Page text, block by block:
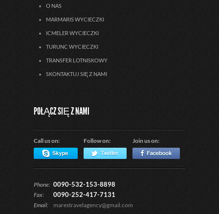
O NAS
MARMARIS WYCIECZKI
ICMELER WYCIECZKI
TURUNC WYCIECZKI
TRANSFER LOTNISKOWY
SKONTAKTUJ SIĘ Z NAMI
POŁĄCZ SIĘ Z NAMI
Call us on: Follow on: Join us on:
Phone: 0090-532-153-8898
Fax: 0090-252-417-7131
Email: marestravelagency@gmail.com